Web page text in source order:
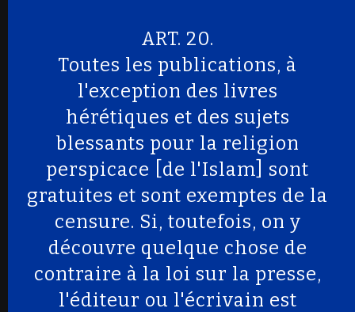
ART. 20.
Toutes les publications, à
l'exception des livres
hérétiques et des sujets
blessants pour la religion
perspicace [de l'Islam] sont
gratuites et sont exemptes de la
censure. Si, toutefois, on y
découvre quelque chose de
contraire à la loi sur la presse,
l'éditeur ou l'écrivain est